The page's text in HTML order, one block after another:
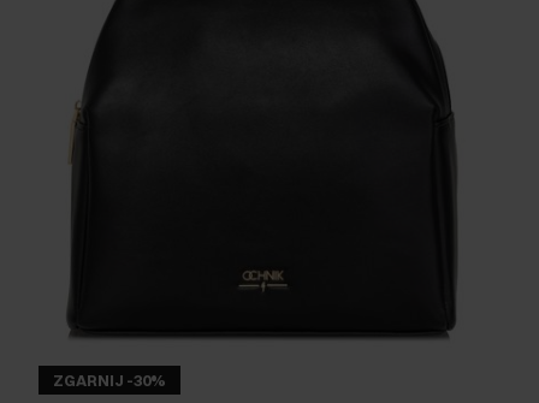
ZGARNIJ -30%